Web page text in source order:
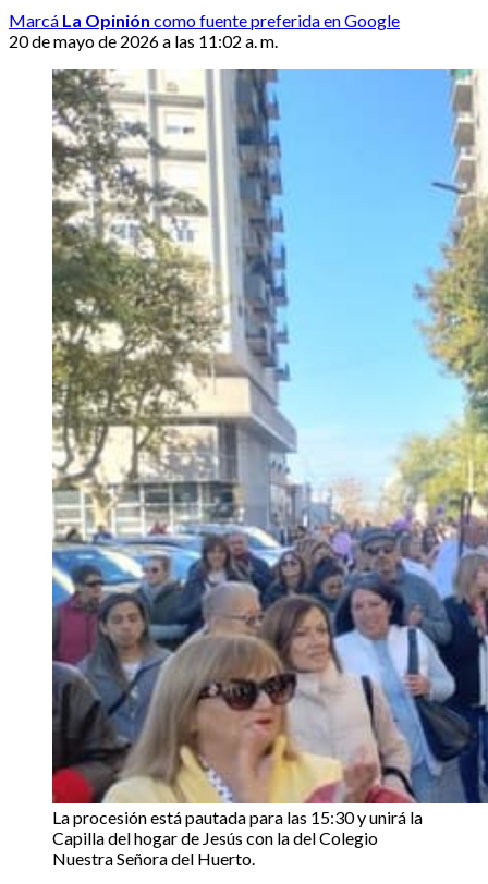
Marcá La Opinión como fuente preferida en Google
20 de mayo de 2026 a las 11:02 a. m.
La procesión está pautada para las 15:30 y unirá la
Capilla del hogar de Jesús con la del Colegio
Nuestra Señora del Huerto.